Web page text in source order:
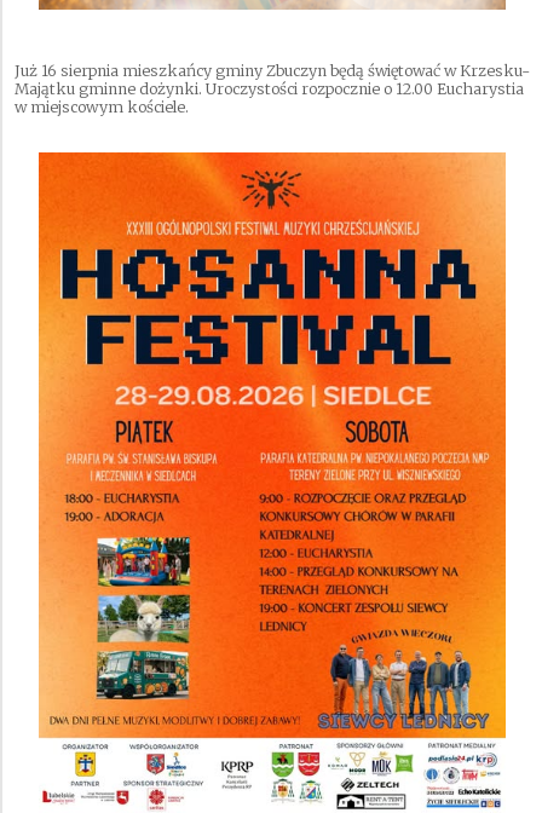
Już 16 sierpnia mieszkańcy gminy Zbuczyn będą świętować w Krzesku-
Majątku gminne dożynki. Uroczystości rozpocznie o 12.00 Eucharystia
w miejscowym kościele.